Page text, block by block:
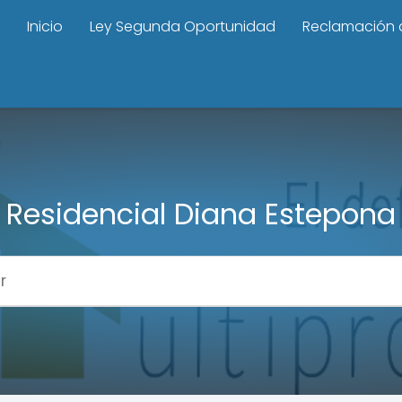
Inicio Ley Segunda Oportunidad Reclamación
Residencial Diana Estepona